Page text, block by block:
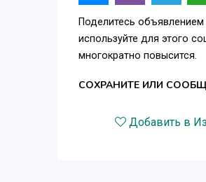
Поделитесь объявлением
используйте для этого
многократно повысится.
СОХРАНИТЕ ИЛИ
Добавить в